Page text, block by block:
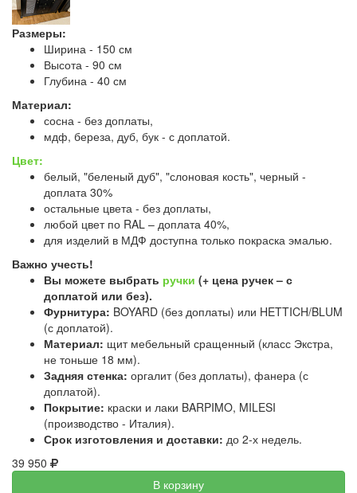
Размеры:
Ширина - 150 см
Высота - 90 см
Глубина - 40 см
Материал:
сосна - без доплаты,
мдф, береза, дуб, бук - с доплатой.
Цвет:
белый, "беленый дуб", "слоновая кость", черный -
доплата 30%
остальные цвета - без доплаты,
любой цвет по RAL – доплата 40%,
для изделий в МДФ доступна только покраска эмалью.
Важно учесть!
Вы можете выбрать ручки (+ цена ручек – с
доплатой или без).
Фурнитура: BOYARD (без доплаты) или HETTICH/BLUM
(с доплатой).
Материал: щит мебельный сращенный (класс Экстра,
не тоньше 18 мм).
Задняя стенка: оргалит (без доплаты), фанера (с
доплатой).
Покрытие: краски и лаки BARPIMO, MILESI
(производство - Италия).
Срок изготовления и доставки: до 2-х недель.
39 950
В корзину